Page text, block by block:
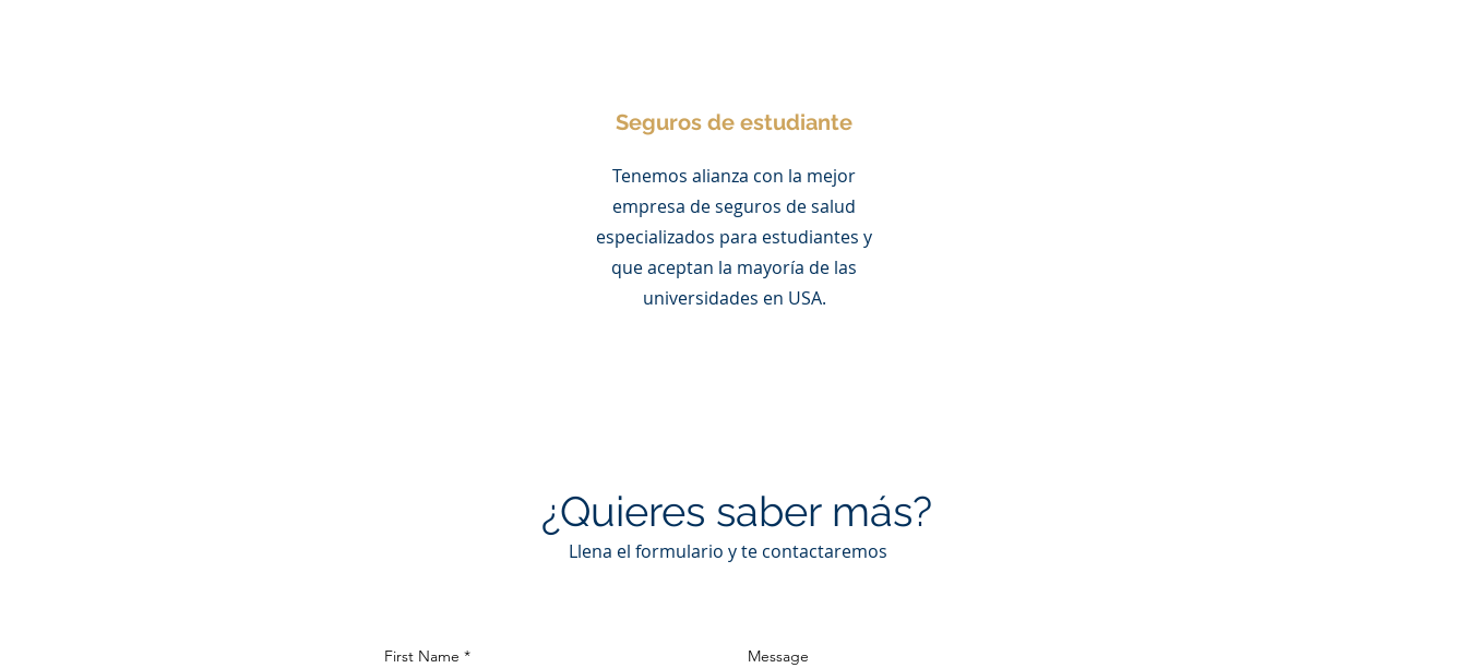
Seguros de estudiante
Tenemos alianza con la mejor
empresa de seguros de salud
especializados para estudiantes y
que aceptan la mayoría de las
universidades en USA.
¿Quieres saber más?
Llena el formulario y te contactaremos
First Name Message